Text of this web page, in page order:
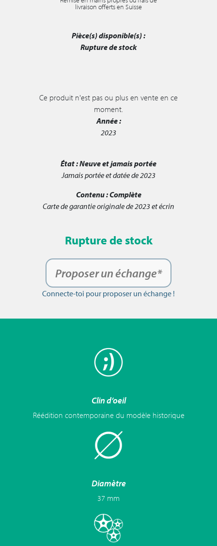
livraison offerts en Suisse
Pièce(s) disponible(s) :
Rupture de stock
Ce produit n'est pas ou plus en vente en ce
moment.
Année :
2023
État :Neuve et jamais portée
Jamais portée et datée de 2023
Contenu :Complète
Carte de garantie originale de 2023 et écrin
Rupture de stock
Proposer un échange*
Connecte-toi pour proposer un échange !
Clin d’oeil
Réédition contemporaine du modèle historique
Diamètre
37 mm